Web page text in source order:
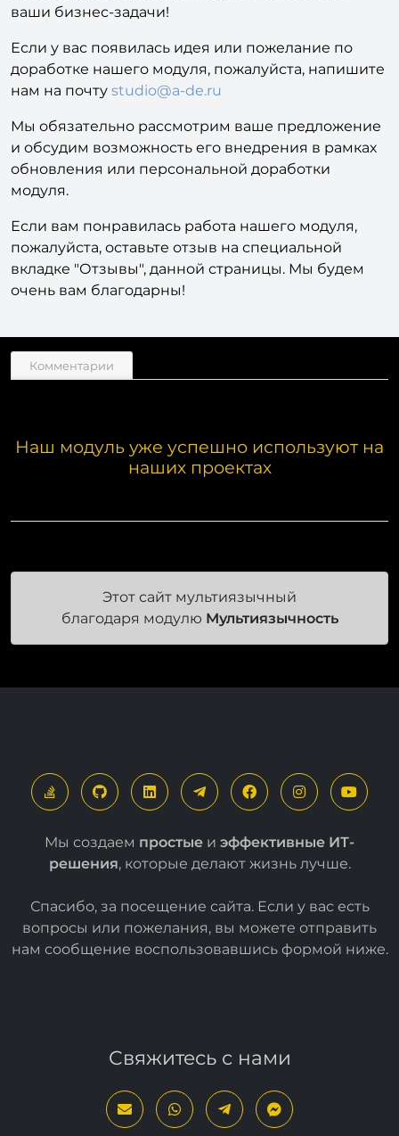
ваши бизнес-задачи!
Если у вас появилась идея или пожелание по
доработке нашего модуля, пожалуйста, напишите
нам на почту studio@a-de.ru
Мы обязательно рассмотрим ваше предложение
и обсудим возможность его внедрения в рамках
обновления или персональной доработки
модуля.
Если вам понравилась работа нашего модуля,
пожалуйста, оставьте отзыв на специальной
вкладке "Отзывы", данной страницы. Мы будем
очень вам благодарны!
Комментарии
Наш модуль уже успешно используют на
наших проектах
Этот сайт мультиязычный
благодаря модулю Мультиязычность
Мы создаем простые и эффективные ИТ-
решения, которые делают жизнь лучше.
Спасибо, за посещение сайта. Если у вас есть
вопросы или пожелания, вы можете отправить
нам сообщение воспользовавшись формой ниже.
Свяжитесь с нами